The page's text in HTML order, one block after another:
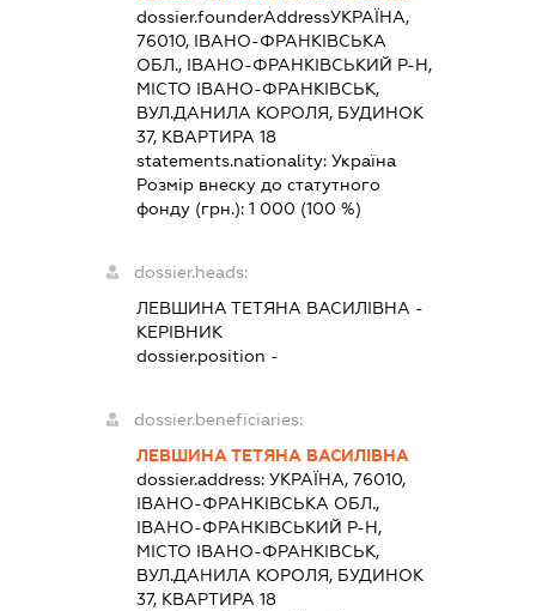
dossier.founderAddressУКРАЇНА,
76010, ІВАНО-ФРАНКІВСЬКА
ОБЛ., ІВАНО-ФРАНКІВСЬКИЙ Р-Н,
МІСТО ІВАНО-ФРАНКІВСЬК,
ВУЛ.ДАНИЛА КОРОЛЯ, БУДИНОК
37, КВАРТИРА 18
statements.nationality: Україна
Розмір внеску до статутного
фонду (грн.): 1 000 (100 %)
dossier.heads:
ЛЕВШИНА ТЕТЯНА ВАСИЛІВНА -
КЕРІВНИК
dossier.position -
dossier.beneficiaries:
ЛЕВШИНА ТЕТЯНА ВАСИЛІВНА
dossier.address: УКРАЇНА, 76010,
ІВАНО-ФРАНКІВСЬКА ОБЛ.,
ІВАНО-ФРАНКІВСЬКИЙ Р-Н,
МІСТО ІВАНО-ФРАНКІВСЬК,
ВУЛ.ДАНИЛА КОРОЛЯ, БУДИНОК
37, КВАРТИРА 18